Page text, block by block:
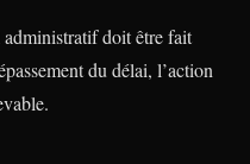
doit être fait
du délai, l’action